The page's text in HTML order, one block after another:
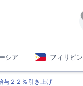
シア フィリピン
与２２％引き上げ